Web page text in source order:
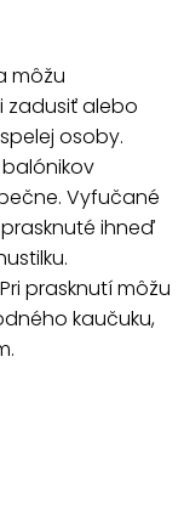
môžu
zadusiť alebo
osoby.
Vyfučané
ihneď
prasknutí môžu
kaučuku,